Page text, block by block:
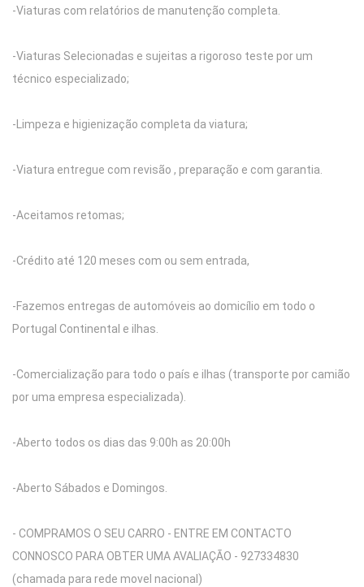
-Viaturas com relatórios de manutenção completa.
-Viaturas Selecionadas e sujeitas a rigoroso teste por um
técnico especializado;
-Limpeza e higienização completa da viatura;
-Viatura entregue com revisão , preparação e com garantia.
-Aceitamos retomas;
-Crédito até 120 meses com ou sem entrada,
-Fazemos entregas de automóveis ao domicílio em todo o
Portugal Continental e ilhas.
-Comercialização para todo o país e ilhas (transporte por camião
por uma empresa especializada).
-Aberto todos os dias das 9:00h as 20:00h
-Aberto Sábados e Domingos.
- COMPRAMOS O SEU CARRO - ENTRE EM CONTACTO
CONNOSCO PARA OBTER UMA AVALIAÇÃO - 927334830
(chamada para rede movel nacional)